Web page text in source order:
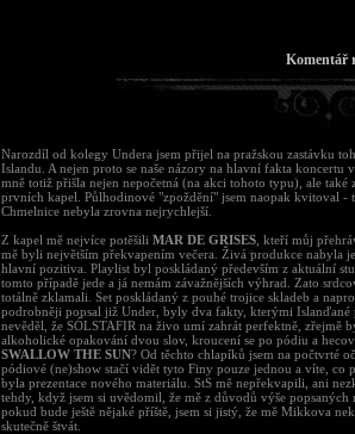
Komentář
Narozdíl od kolegy Undera jsem přijel na pražskou zastávku
Islandu. A nejen proto se naše názory na hlavní fakta koncertu
mně totiž přišla nejen nepočetná (na akci tohoto typu), ale také
prvních kapel. Půlhodinové "zpoždění" jsem naopak kvitoval -
Chmelnice nebyla zrovna nejrychlejší.
Z kapel mě nejvíce potěšili MAR DE GRISES , kteří můj
mě byli největším překvapením večera. Živá produkce nabyla
hlavní pozitiva. Playlist byl poskládaný především z aktuální
tomto případě jede a já nemám závažnějších výhrad. Zato
totálně zklamali. Set poskládaný z pouhé trojice skladeb a
podrobněji popsal již Under, byly dva fakty, kterými
nevěděl, že SÓLSTAFIR na živo umí zahrát perfektně, zřejmě
alkoholické opakování dvou slov, kroucení se po pódiu a
SWALLOW THE SUN? Od těchto chlapíků jsem na počtvrté
pódiové (ne)show stačí vidět tyto Finy pouze jednou a víte, co
byla prezentace nového materiálu. StS mě nepřekvapili, ani
tehdy, když jsem si uvědomil, že mě z důvodů výše
pokud bude ještě nějaké příště, jsem si jistý, že mě Mikkova
skutečně štvát.